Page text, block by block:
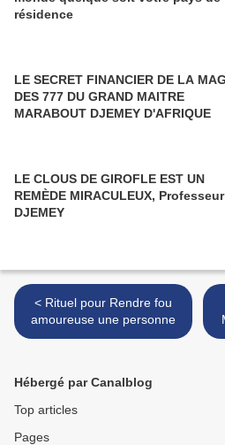
résidence
LE SECRET FINANCIER DE LA
DES 777 DU GRAND MAITRE
MARABOUT DJEMEY D'AFRIQUE
LE CLOUS DE GIROFLE EST UN
REMÈDE MIRACULEUX, Professeur
DJEMEY
< Rituel pour Rendre fou
amoureuse une personne
Hébergé par Canalblog
Top articles
Pages